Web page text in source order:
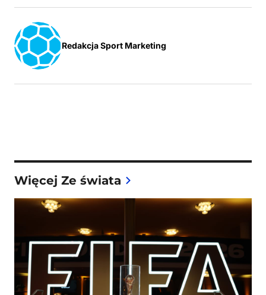
Redakcja Sport Marketing
Więcej Ze świata